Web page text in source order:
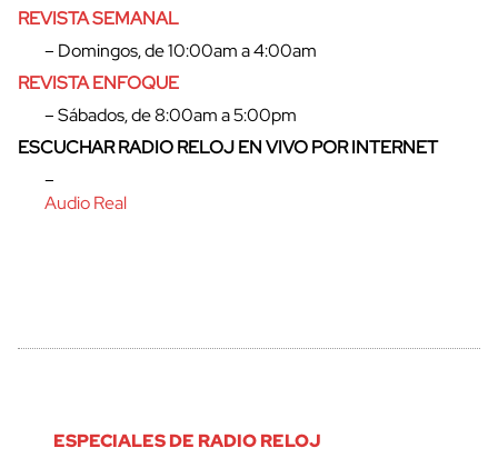
REVISTA SEMANAL
– Domingos, de 10:00am a 4:00am
REVISTA ENFOQUE
– Sábados, de 8:00am a 5:00pm
ESCUCHAR RADIO RELOJ EN VIVO POR INTERNET
–
Audio Real
ESPECIALES DE RADIO RELOJ